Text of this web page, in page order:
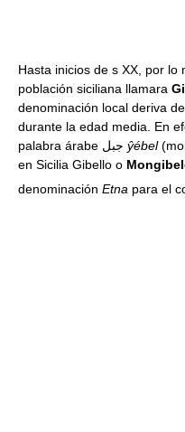
Hasta inicios de s XX, por
población siciliana llamara
denominación local deriva
durante la edad media. En
ŷébel
en Sicilia Gibello o
denominación Etna para el